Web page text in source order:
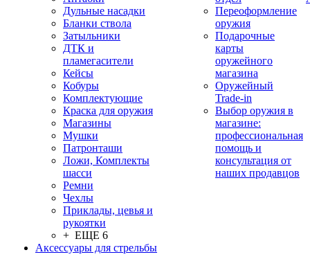
Дульные насадки
Бланки ствола
Затыльники
ДТК и
пламегасители
Кейсы
Кобуры
Комплектующие
Краска для оружия
Магазины
Мушки
Патронташи
Ложи, Комплекты
шасси
Ремни
Чехлы
Приклады, цевья и
рукоятки
+ ЕЩЕ 6
Аксессуары для стрельбы
Переоформление
оружия
Подарочные
карты
оружейного
магазина
Оружейный
Trade-in
Выбор оружия в
магазине:
профессиональная
помощь и
консультация от
наших продавцов